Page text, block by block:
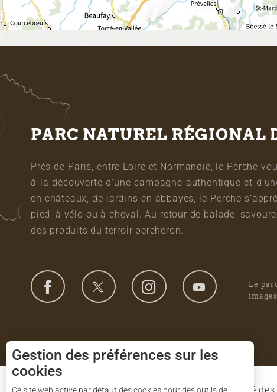
PARC NATUREL RÉGIONAL
Près de Paris, entre Loire et Normandie, le Perche
à la découverte d’une campagne authentique et
en châteaux, de jardins en abbayes, le Perche
pied, à vélo ou à cheval. Au retour de balade,
des produits du terroir percheron.
Le
Gestion des préférences sur les
cookies